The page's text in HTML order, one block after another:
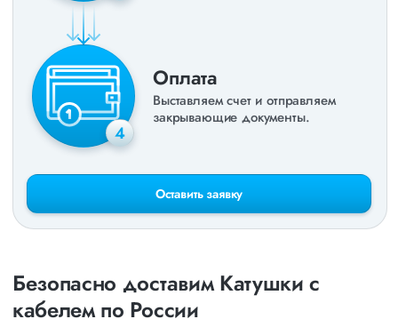
4
Оплата
Выставляем счет и отправляем
закрывающие документы.
Оставить заявку
Безопасно доставим Катушки с
кабелем по России